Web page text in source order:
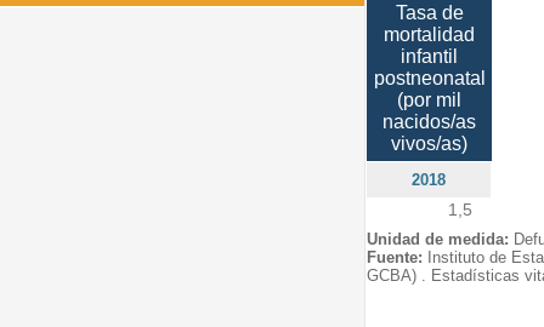
Tasa de
mortalidad
infantil
postneonatal
(por mil
nacidos/as
vivos/as)
2018
1,5
Unidad de medida:
Fuente: Instituto de
GCBA) . Estadísticas